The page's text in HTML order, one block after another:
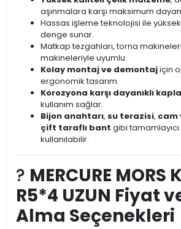
aşınmalara karşı maksimum
Hassas işleme teknolojisi ile
denge sunar.
Matkap tezgahları, torna
makineleriyle uyumlu.
Kolay montaj ve demontajiçin
ergonomik tasarım.
Korozyona karşı dayanıklı
kullanım sağlar.
Bijon anahtarı, su terazisi, cam
çift taraflı bant gibi
kullanılabilir.
? MERCURE MORS
R5*4 UZUN Fiyat
Alma Seçenekleri